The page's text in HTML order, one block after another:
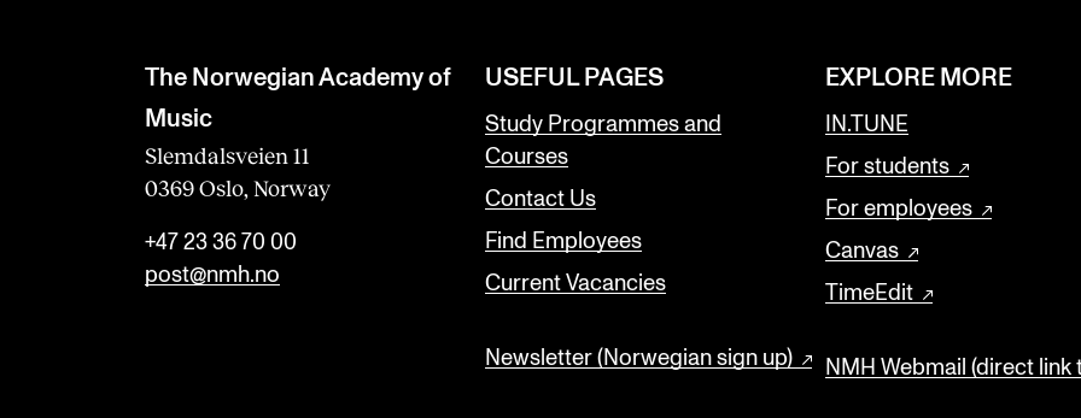
The Norwegian Academy of
Music
Slemdalsveien 11
0369 Oslo, Norway
+47 23 36 70 00
post@nmh.no
USEFUL PAGES
Study Programmes and
Courses
Contact Us
Find Employees
Current Vacancies
Newsletter (Norwegian sign up)
EXPLORE MORE
IN.TUNE
For students
For employees
Canvas
TimeEdit
NMH Webmail (direct link